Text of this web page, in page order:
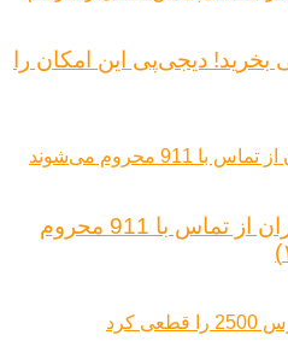
دیجی‌پی این امکان را
باگ خطرناک پیکسل؛ کاربران از تماس با 911 محروم